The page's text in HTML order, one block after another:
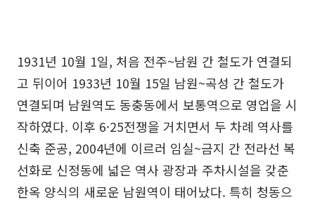
1931년 10월 1일, 처음 전주~남원 간 철도가 연결되
고 뒤이어 1933년 10월 15일 남원~곡성 간 철도가
연결되며 남원역도 동충동에서 보통역으로 영업을 시
작하였다. 이후 6·25전쟁을 거치면서 두 차례 역사를
신축 준공, 2004년에 이르러 임실~금지 간 전라선 복
선화로 신정동에 넓은 역사 광장과 주차시설을 갖춘
한옥 양식의 새로운 남원역이 태어났다. 특히 청동으